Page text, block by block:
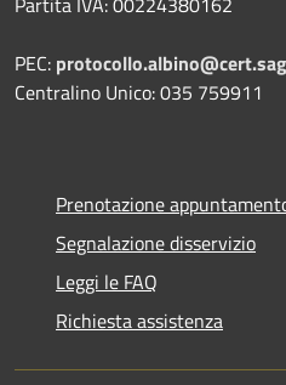
PEC:
Centralino Unico: 035 759911
Prenotazione
Segnalazione disservizio
Leggi le FAQ
Richiesta assistenza